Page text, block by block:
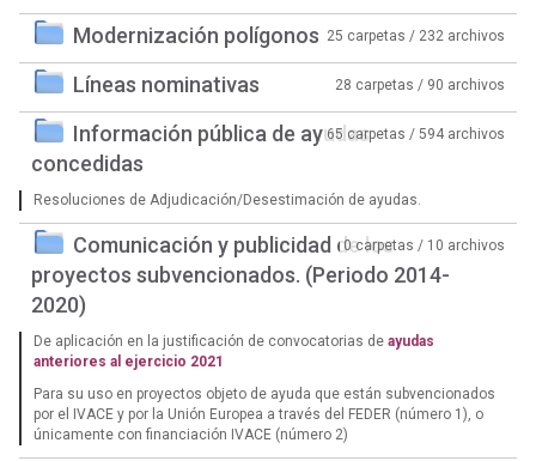
Modernización polígonos 25 carpetas / 232 archivos
Líneas nominativas 28 carpetas / 90 archivos
Información pública de ayudas
concedidas
65 carpetas / 594 archivos
Resoluciones de Adjudicación/Desestimación de ayudas.
Comunicación y publicidad de los
proyectos subvencionados. (Periodo 2014-
2020)
0 carpetas / 10 archivos
De aplicación en la justificación de convocatorias de ayudas
anteriores al ejercicio 2021
Para su uso en proyectos objeto de ayuda que están subvencionados
por el IVACE y por la Unión Europea a través del FEDER (número 1), o
únicamente con financiación IVACE (número 2)